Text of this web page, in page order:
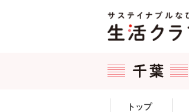
ここからサイト内共通メニューです。
サイト内共通メニューをスキップする
トップ